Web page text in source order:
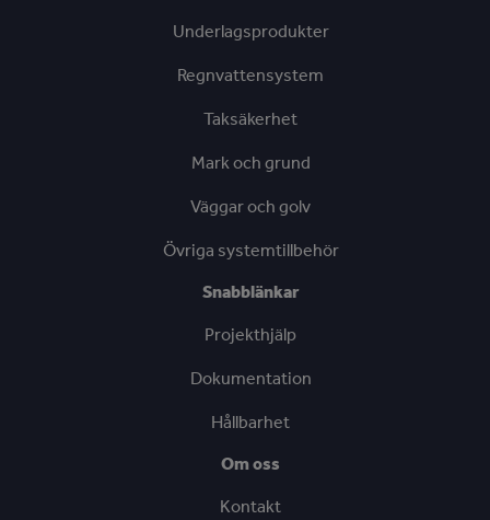
Underlagsprodukter
Regnvattensystem
Taksäkerhet
Mark och grund
Väggar och golv
Övriga systemtillbehör
Snabblänkar
Projekthjälp
Dokumentation
Hållbarhet
Om oss
Kontakt